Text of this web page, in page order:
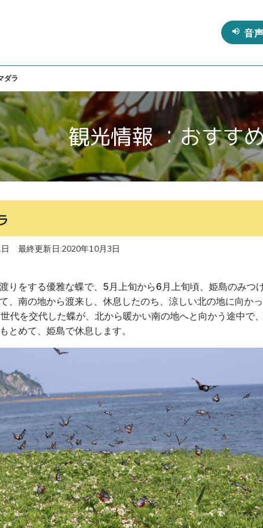
ダラ
観光情報 ：おすす
最終更新日:2020年10月3日
りをする優雅な蝶で、5月上旬から6月上旬頃、姫島のみつ
、南の地から渡来し、休息したのち、涼しい北の地に向か
代を交代した蝶が、北から暖かい南の地へと向かう途中で
とめて、姫島で休息します。